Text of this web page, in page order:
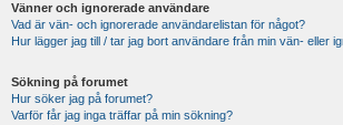
Vänner och ignorerade användare
Vad är vän- och ignorerade användarelistan för något?
Hur lägger jag till / tar jag bort användare från min vän- eller
Sökning på forumet
Hur söker jag på forumet?
Varför får jag inga träffar på min sökning?